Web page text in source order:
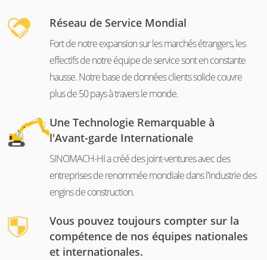
Réseau de Service Mondial
Fort de notre expansion sur les marchés étrangers, les
effectifs de notre équipe de service sont en constante
hausse. Notre base de données clients solide couvre
plus de 50 pays à travers le monde.
Une Technologie Remarquable à
l'Avant-garde Internationale
SINOMACH-HI a créé des joint-ventures avec des
entreprises de renommée mondiale dans l'industrie des
engins de construction.
Vous pouvez toujours compter sur la
compétence de nos équipes nationales
et internationales.